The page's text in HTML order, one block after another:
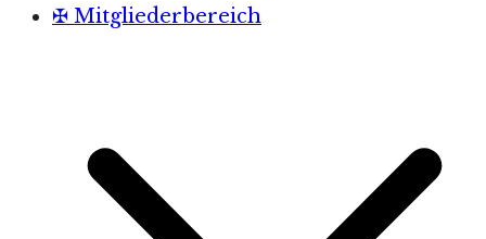
✠ Mitgliederbereich